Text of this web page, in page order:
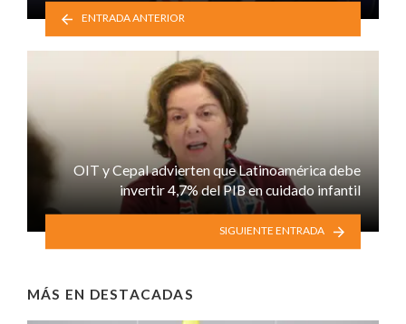
ENTRADA ANTERIOR
OIT y Cepal advierten que Latinoamérica debe
invertir 4,7% del PIB en cuidado infantil
SIGUIENTE ENTRADA
MÁS EN DESTACADAS